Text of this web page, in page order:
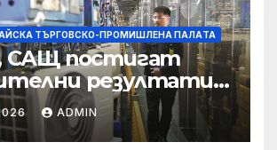
ТЪРГОВСКО-ПРОМИШЛЕНА ПАЛAТА
САЩ постигат
резултати в
и
консултации:
ADMIN